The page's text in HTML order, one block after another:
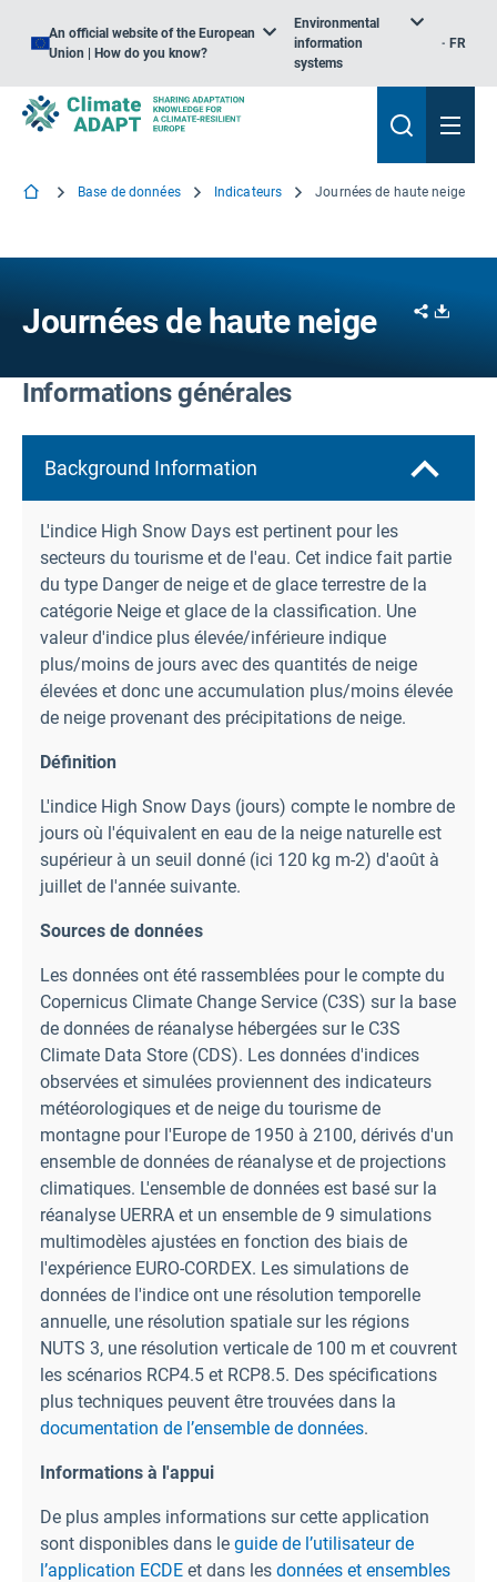
An official website of the European
Union | How do you know?
Environmental
information
systems
FR
Base de données Indicateurs Journées de haute neige
Journées de haute neige Share
Informations générales
Background Information
L'indice High Snow Days est pertinent pour les
secteurs du tourisme et de l'eau. Cet indice fait partie
du type Danger de neige et de glace terrestre de la
catégorie Neige et glace de la classification. Une
valeur d'indice plus élevée/inférieure indique
plus/moins de jours avec des quantités de neige
élevées et donc une accumulation plus/moins élevée
de neige provenant des précipitations de neige.
Définition
L'indice High Snow Days (jours) compte le nombre de
jours où l'équivalent en eau de la neige naturelle est
supérieur à un seuil donné (ici 120 kg m-2) d'août à
juillet de l'année suivante.
Sources de données
Les données ont été rassemblées pour le compte du
Copernicus Climate Change Service (C3S) sur la base
de données de réanalyse hébergées sur le C3S
Climate Data Store (CDS). Les données d'indices
observées et simulées proviennent des indicateurs
météorologiques et de neige du tourisme de
montagne pour l'Europe de 1950 à 2100, dérivés d'un
ensemble de données de réanalyse et de projections
climatiques. L'ensemble de données est basé sur la
réanalyse UERRA et un ensemble de 9 simulations
multimodèles ajustées en fonction des biais de
l'expérience EURO-CORDEX. Les simulations de
données de l'indice ont une résolution temporelle
annuelle, une résolution spatiale sur les régions
NUTS 3, une résolution verticale de 100 m et couvrent
les scénarios RCP4.5 et RCP8.5. Des spécifications
plus techniques peuvent être trouvées dans la
documentation de l’ensemble de données.
Informations à l'appui
De plus amples informations sur cette application
sont disponibles dans le guide de l’utilisateur de
l’application ECDE et dans les données et ensembles